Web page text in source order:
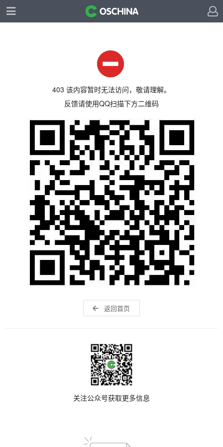
403 该内容暂时无法访问，敬请理解。
反馈请使用QQ扫描下方二维码
返回首页
关注公众号获取更多信息